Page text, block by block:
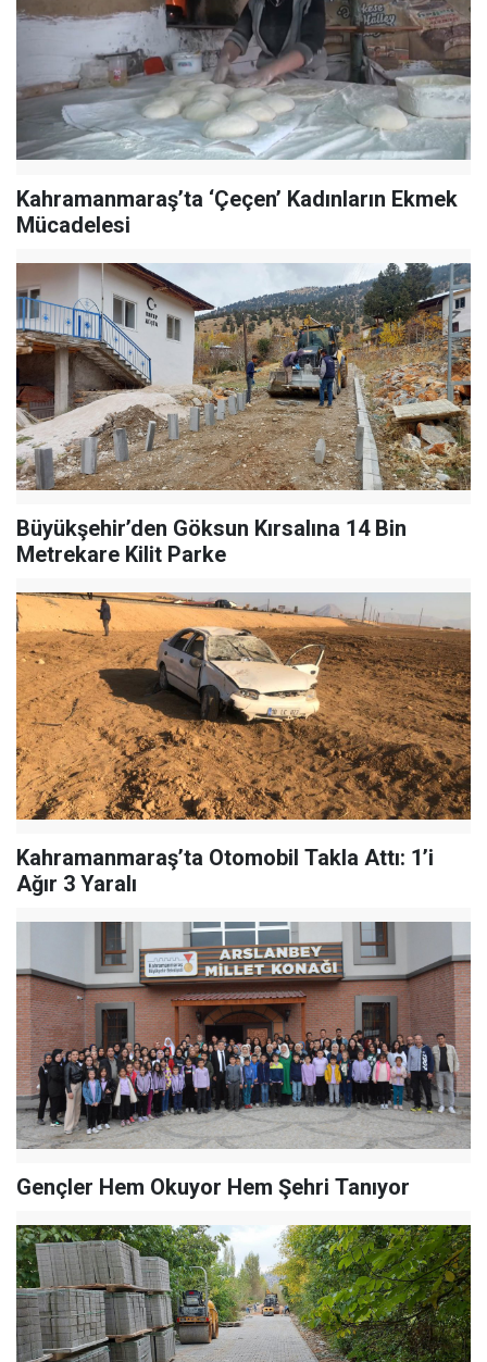
Kahramanmaraş’ta ‘Çeçen’ Kadınların Ekmek
Mücadelesi
Büyükşehir’den Göksun Kırsalına 14 Bin
Metrekare Kilit Parke
Kahramanmaraş’ta Otomobil Takla Attı: 1’i
Ağır 3 Yaralı
Gençler Hem Okuyor Hem Şehri Tanıyor